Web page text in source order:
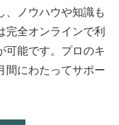
、ノウハウや知識も
完全オンラインで利
可能です。プロのキ
間にわたってサポー